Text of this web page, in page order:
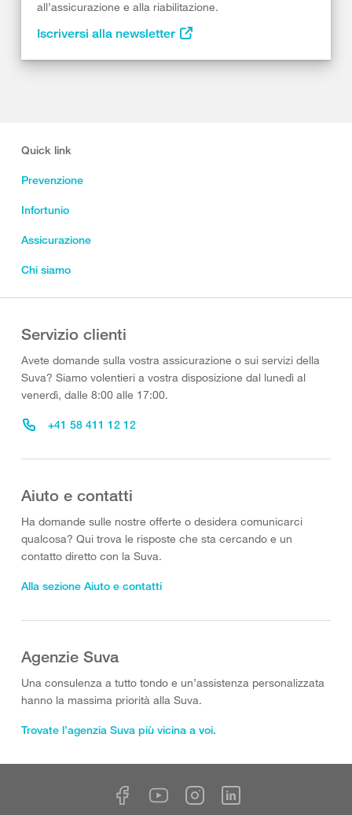
all’assicurazione e alla riabilitazione.
Iscriversi alla newsletter
Quick link
Prevenzione
Infortunio
Assicurazione
Chi siamo
Servizio clienti
Avete domande sulla vostra assicurazione o sui servizi della
Suva? Siamo volentieri a vostra disposizione dal lunedì al
venerdì, dalle 8:00 alle 17:00.
+41 58 411 12 12
Aiuto e contatti
Ha domande sulle nostre offerte o desidera comunicarci
qualcosa? Qui trova le risposte che sta cercando e un
contatto diretto con la Suva.
Alla sezione Aiuto e contatti
Agenzie Suva
Una consulenza a tutto tondo e un’assistenza personalizzata
hanno la massima priorità alla Suva.
Trovate l’agenzia Suva più vicina a voi.